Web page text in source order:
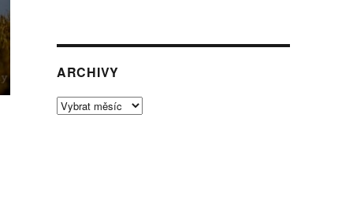
ARCHIVY
Archivy